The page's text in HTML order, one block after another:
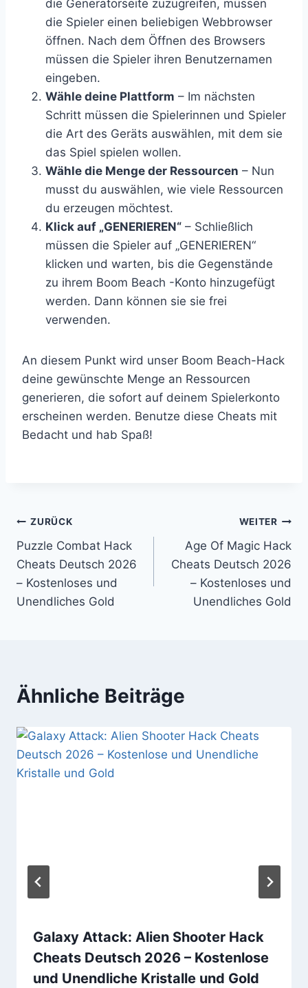
die Generatorseite zuzugreifen, müssen
die Spieler einen beliebigen Webbrowser
öffnen. Nach dem Öffnen des Browsers
müssen die Spieler ihren Benutzernamen
eingeben.
Wähle deine Plattform – Im nächsten
Schritt müssen die Spielerinnen und Spieler
die Art des Geräts auswählen, mit dem sie
das Spiel spielen wollen.
Wähle die Menge der Ressourcen – Nun
musst du auswählen, wie viele Ressourcen
du erzeugen möchtest.
Klick auf „GENERIEREN“ – Schließlich
müssen die Spieler auf „GENERIEREN“
klicken und warten, bis die Gegenstände
zu ihrem Boom Beach -Konto hinzugefügt
werden. Dann können sie sie frei
verwenden.
An diesem Punkt wird unser Boom Beach-Hack
deine gewünschte Menge an Ressourcen
generieren, die sofort auf deinem Spielerkonto
erscheinen werden. Benutze diese Cheats mit
Bedacht und hab Spaß!
Beitragsnavigation
ZURÜCK
Puzzle Combat Hack
Cheats Deutsch 2026
– Kostenloses und
Unendliches Gold
WEITER
Age Of Magic Hack
Cheats Deutsch 2026
– Kostenloses und
Unendliches Gold
Ähnliche Beiträge
Galaxy Attack: Alien Shooter Hack
Cheats Deutsch 2026 – Kostenlose
und Unendliche Kristalle und Gold